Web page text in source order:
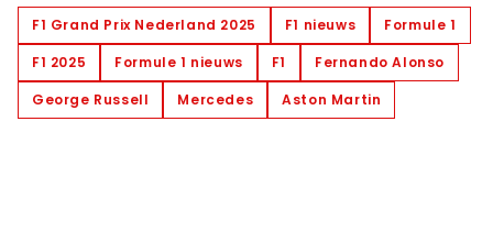
F1 Grand Prix Nederland 2025 F1 nieuws
Formule 1
F1 2025
Formule 1 nieuws F1
Fernando Alonso
George Russell
Mercedes Aston Martin